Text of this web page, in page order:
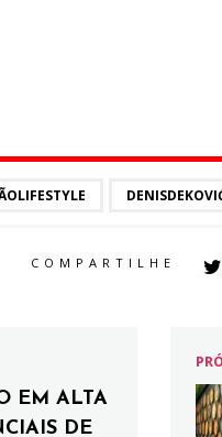
COMPARTILHE
EM ALTA
DE